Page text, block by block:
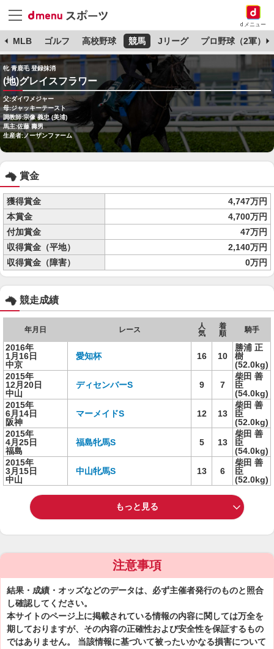
dメニュー
MLB ゴルフ 高校野球 競馬 Jリーグ プロ野球（2軍）
牝 青鹿毛 登録抹消
(地)グレイスフラワー
父:ダイワメジャー
母:ジャッキーテースト
調教師:宗像 義忠 (美浦)
馬主:佐藤 壽男
生産者:ノーザンファーム
賞金
獲得賞金
4,747万円
本賞金
4,700万円
付加賞金
47万円
収得賞金（平地）
2,140万円
収得賞金（障害）
0万円
競走成績
年月日 レース
人
気
着
順
騎手
2016年
1月16日
中京
愛知杯 16 10
勝浦 正
樹
(52.0kg)
2015年
12月20日
中山
ディセンバーS 9 7
柴田 善
臣
(54.0kg)
2015年
6月14日
阪神
マーメイドS 12 13
柴田 善
臣
(52.0kg)
2015年
4月25日
福島
福島牝馬S 5 13
柴田 善
臣
(54.0kg)
2015年
3月15日
中山
中山牝馬S 13 6
柴田 善
臣
(52.0kg)
もっと見る
注意事項
結果・成績・オッズなどのデータは、必ず主催者発行のものと照合
し確認してください。
本サイトのページ上に掲載されている情報の内容に関しては万全を
期しておりますが、その内容の正確性および安全性を保証するもの
ではありません。 当該情報に基づいて被ったいかなる損害について